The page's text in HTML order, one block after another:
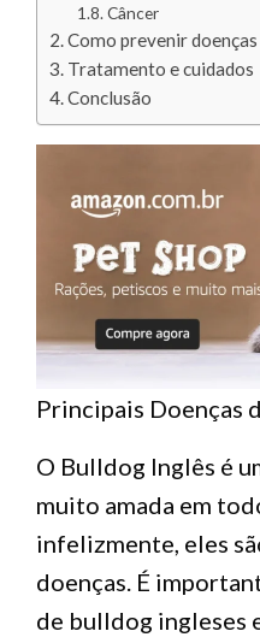
Câncer
Como prevenir
Tratamento e cuidados
Conclusão
Principais Doenças
O Bulldog Inglês é
muito amada em
infelizmente, eles
doenças. É
de bulldog ingleses